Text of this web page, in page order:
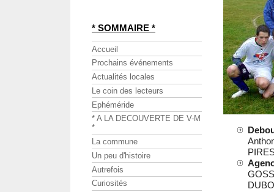
* SOMMAIRE *
Accueil
Prochains événements
Actualités locales
Le coin des lecteurs
Ephéméride
* A LA DECOUVERTE DE V-M
*
La commune
Un peu d'histoire
Autrefois
Curiosités